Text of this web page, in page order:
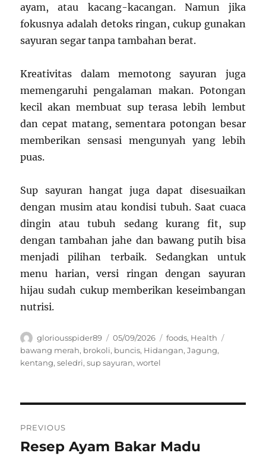
ayam, atau kacang-kacangan. Namun jika
fokusnya adalah detoks ringan, cukup gunakan
sayuran segar tanpa tambahan berat.
Kreativitas dalam memotong sayuran juga
memengaruhi pengalaman makan. Potongan
kecil akan membuat sup terasa lebih lembut
dan cepat matang, sementara potongan besar
memberikan sensasi mengunyah yang lebih
puas.
Sup sayuran hangat juga dapat disesuaikan
dengan musim atau kondisi tubuh. Saat cuaca
dingin atau tubuh sedang kurang fit, sup
dengan tambahan jahe dan bawang putih bisa
menjadi pilihan terbaik. Sedangkan untuk
menu harian, versi ringan dengan sayuran
hijau sudah cukup memberikan keseimbangan
nutrisi.
Author
gloriousspider89
Posted
on
05/09/2026 Categories
foods, Health
bawang merah, brokoli, buncis, Hidangan,Jagung,
kentang,seledri,sup sayuran,wortel
pos
PREVIOUS
Previous
Resep Ayam Bakar Madu